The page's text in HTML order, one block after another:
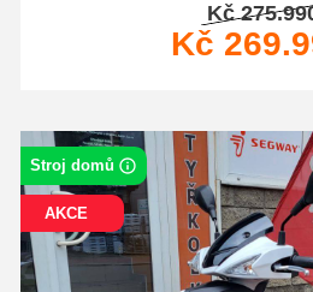
Kč
Kč
Stroj domů
AKCE